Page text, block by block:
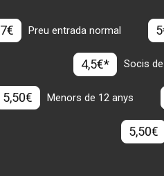
7€ Preu entrada normal
4,5€* Socis
5,50€ Menors de 12 anys
5,50€